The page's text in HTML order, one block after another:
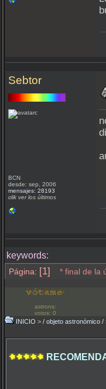
Sebtor
BCN
desde: sep, 2006
mensajes: 28193
clik ver los últimos
keywords:
Página: [1] * final de la
astrons:
votos: 0
INICIO > / objeto astronómico /